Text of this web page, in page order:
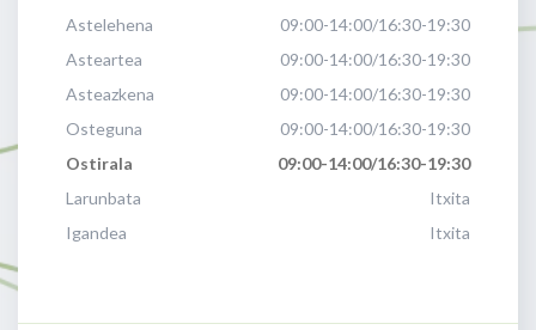
Astelehena
09:00-14:00/16:30-19:30
Asteartea
09:00-14:00/16:30-19:30
Asteazkena
09:00-14:00/16:30-19:30
Osteguna
09:00-14:00/16:30-19:30
Ostirala
09:00-14:00/16:30-19:30
Larunbata
Itxita
Igandea
Itxita